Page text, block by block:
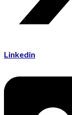
Linkedin